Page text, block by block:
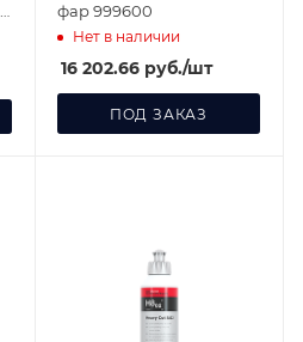
фар 999600
Нет в наличии
16 202.66 руб./шт
ПОД ЗАКАЗ